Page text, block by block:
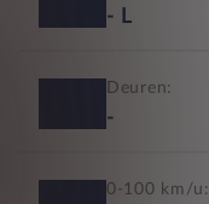
- L
Deuren:
-
0-100 km/u: